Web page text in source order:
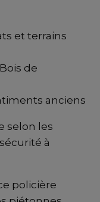
et terrains
de
anciens
selon les
à
policière